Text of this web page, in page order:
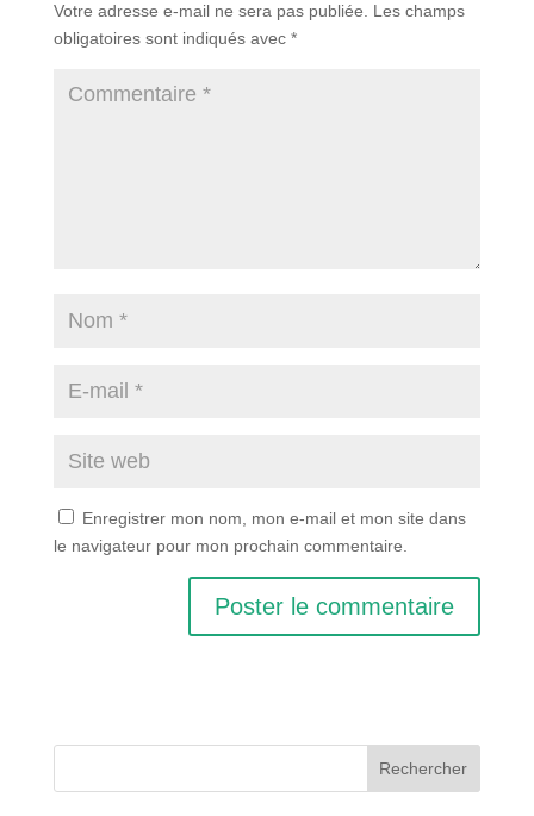
Votre adresse e-mail ne sera pas publiée.
Les champs
obligatoires sont indiqués avec *
Enregistrer mon nom, mon e-mail et mon site dans
le navigateur pour mon prochain commentaire.